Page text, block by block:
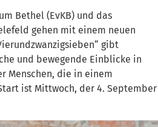
Bethel (EvKB) und das
gehen mit einem neuen
gibt
und bewegende Einblicke in
Menschen, die in einem
ist Mittwoch, der 4. September